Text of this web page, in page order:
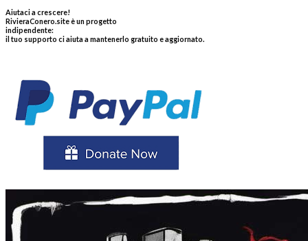
Aiutaci a crescere!
RivieraConero.site è un progetto
indipendente:
il tuo supporto ci aiuta a mantenerlo gratuito e aggiornato.